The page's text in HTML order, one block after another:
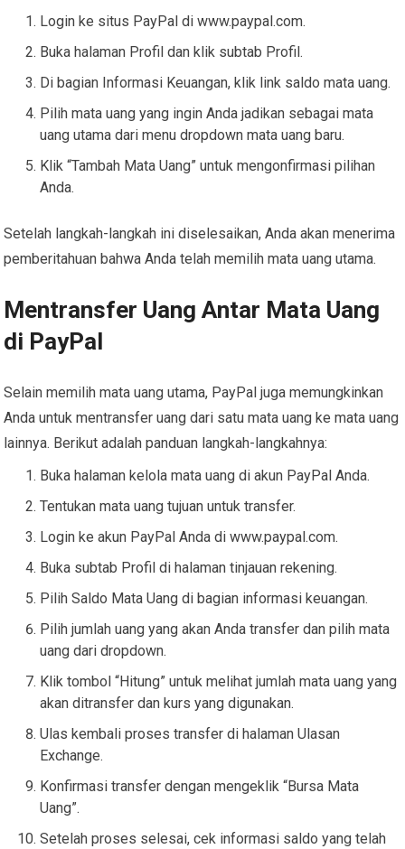
Login ke situs PayPal di www.paypal.com.
Buka halaman Profil dan klik subtab Profil.
Di bagian Informasi Keuangan, klik link saldo mata uang.
Pilih mata uang yang ingin Anda jadikan sebagai mata
uang utama dari menu dropdown mata uang baru.
Klik “Tambah Mata Uang” untuk mengonfirmasi pilihan
Anda.
Setelah langkah-langkah ini diselesaikan, Anda akan menerima
pemberitahuan bahwa Anda telah memilih mata uang utama.
Mentransfer Uang Antar Mata Uang
di PayPal
Selain memilih mata uang utama, PayPal juga memungkinkan
Anda untuk mentransfer uang dari satu mata uang ke mata uang
lainnya. Berikut adalah panduan langkah-langkahnya:
Buka halaman kelola mata uang di akun PayPal Anda.
Tentukan mata uang tujuan untuk transfer.
Login ke akun PayPal Anda di www.paypal.com.
Buka subtab Profil di halaman tinjauan rekening.
Pilih Saldo Mata Uang di bagian informasi keuangan.
Pilih jumlah uang yang akan Anda transfer dan pilih mata
uang dari dropdown.
Klik tombol “Hitung” untuk melihat jumlah mata uang yang
akan ditransfer dan kurs yang digunakan.
Ulas kembali proses transfer di halaman Ulasan
Exchange.
Konfirmasi transfer dengan mengeklik “Bursa Mata
Uang”.
Setelah proses selesai, cek informasi saldo yang telah